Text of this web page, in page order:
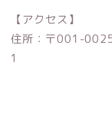
【アクセス】
住所：〒001-
1